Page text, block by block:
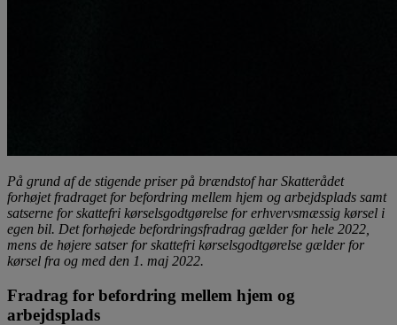
På grund af de stigende priser på brændstof har Skatterådet
forhøjet fradraget for befordring mellem hjem og arbejdsplads samt
satserne for skattefri kørselsgodtgørelse for erhvervsmæssig kørsel i
egen bil. Det forhøjede befordringsfradrag gælder for hele 2022,
mens de højere satser for skattefri kørselsgodtgørelse gælder for
kørsel fra og med den 1. maj 2022.
Fradrag for befordring mellem hjem og
arbejdsplads